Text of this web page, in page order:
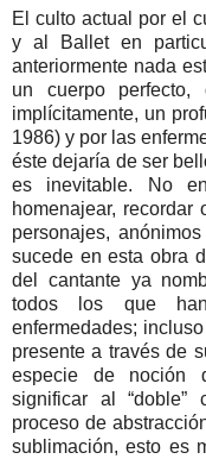
El culto actual por el
y al Ballet en
anteriormente nada
un cuerpo
implícitamente, un
1986) y por las
éste dejaría de ser
es inevitable. No
homenajear, recordar
personajes,
sucede en esta obra
del cantante ya
todos los que
enfermedades;
presente a través de
especie de noción
significar al
proceso de
sublimación, esto es